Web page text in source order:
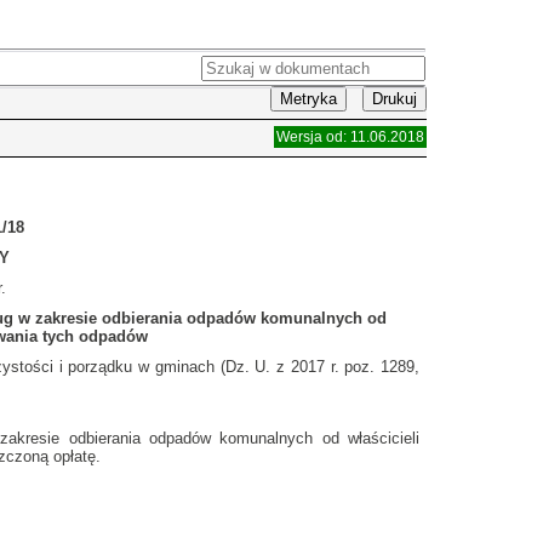
Metryka Drukuj
Wersja od: 11.06.2018
18
w zakresie odbierania odpadów komunalnych od
tych odpadów
i porządku w gminach (Dz. U. z 2017 r. poz. 1289,
odbierania odpadów komunalnych od właścicieli
opłatę.